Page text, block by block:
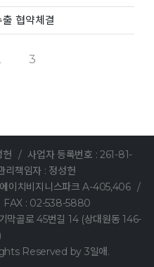
협약체결
3
헌 / 사업자 등록번호 : 261-81-
리책임자 : 정성헌
이치비지니스파크 A-405,406 /
FAX : 02-538-5880
막골로 45번길 14 (상대원동 146-
Reserved by 3일애.